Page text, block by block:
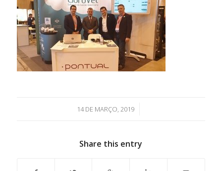
14 DE MARÇO, 2019
/
Share this entry